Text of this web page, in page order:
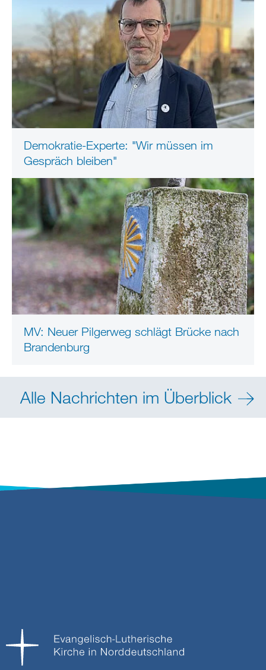
Demokratie-Experte: "Wir müssen im
Gespräch bleiben"
MV: Neuer Pilgerweg schlägt Brücke nach
Brandenburg
Alle Nachrichten im Überblick